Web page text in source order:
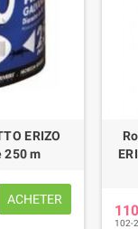
ERIZO
250 m
ACHETER
102-